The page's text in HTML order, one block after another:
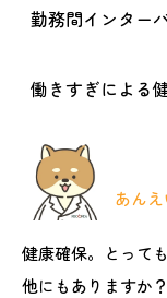
勤務間インター
働きすぎによる
あん
健康確保。とって
他にもありますか？